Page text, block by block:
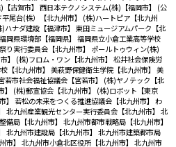
古賀市】 西日本テクノシステム(株)【福岡市】 (公
尾台(株）【北九州市】 (株)ハートピア【北九州
)ハナダ建設【福津市】 東田ミュージアムパーク【北
福岡県環境部【福岡県】 福岡県立小倉工業高等学校
り実行委員会【北九州市】 ポールトゥウィン(株)
】 (株)フロム・ワン【北九州市】 松井社会保険労
【北九州市】 美萩野保健衛生学院【北九州市】 美
若市社会福祉協議会【宮若市】 (株)ヤノテック【北
(株)郵宣協会【北九州市】 (株)ロボット【東京
】 若松の未来をつくる推進協議会【北九州市】 わ
北九州産業観光センター実行委員会【北九州市】 北
備局【北九州市】 北九州市都市戦略局【北九州市】
北九州市建設局【北九州市】 北九州市建築都市局
市】 北九州市小倉北区役所【北九州市】 北九州市